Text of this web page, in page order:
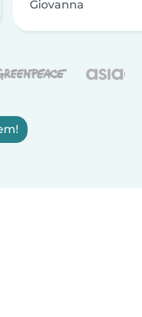
Giovanna